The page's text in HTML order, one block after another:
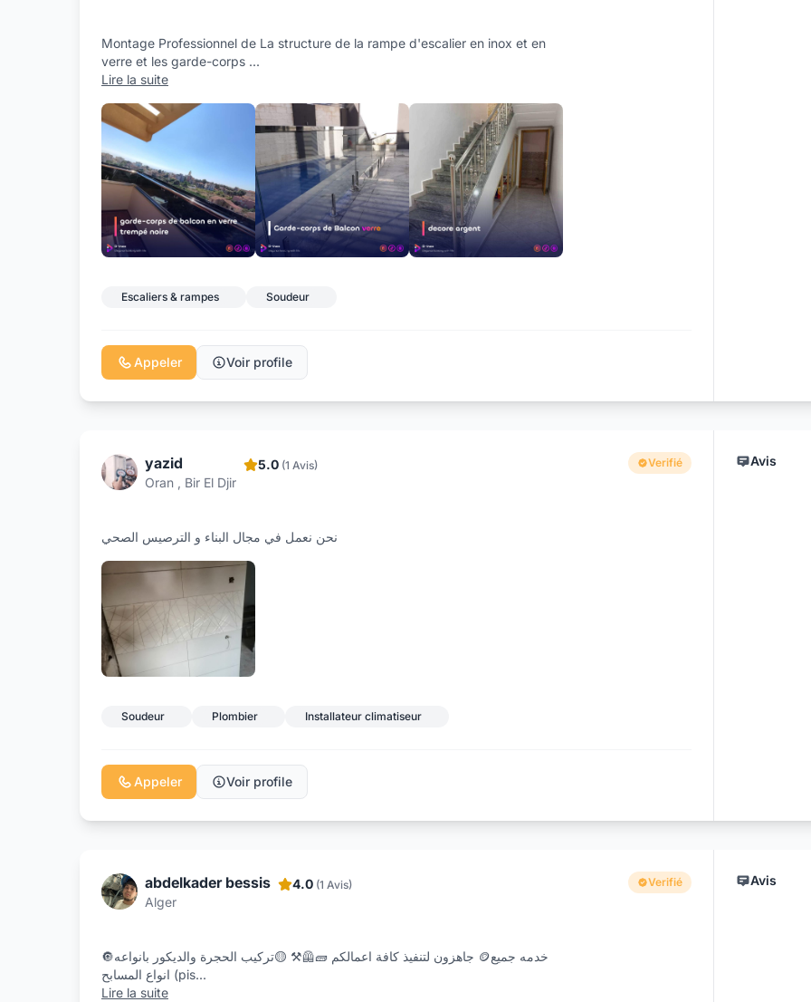
Montage Professionnel de La structure de la rampe d'escalier en inox et en
verre et les garde-corps ...
Lire la suite
Escaliers & rampes Soudeur
Appeler Voir profile
yazid
Oran , Bir El Djir
5.0 (1 Avis) Verifié
نحن نعمل في مجال البناء و الترصيس الصحي
Soudeur Plombier Installateur climatiseur
Appeler Voir profile
Avis
abdelkader bessis
Alger
4.0 (1 Avis) Verifié
🔘جاهزون لتنفيذ كافة اعمالكم 🧱🦺⁦⚒️⁩ 🟡تركيب الحجرة والديكور بانواعه 🪙خدمه جميع
انواع المسابح (pis...
Lire la suite
Avis